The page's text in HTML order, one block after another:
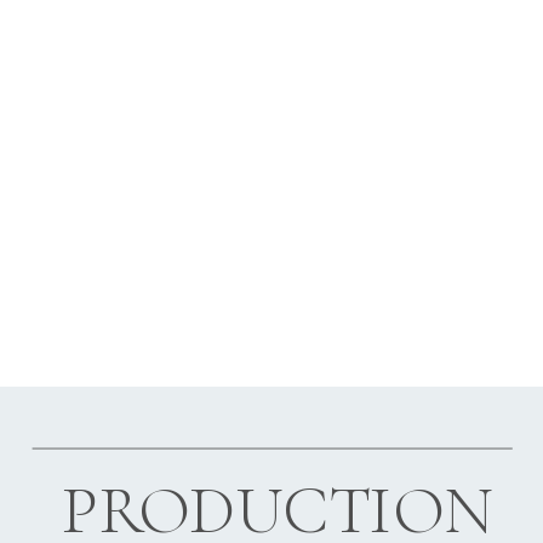
PRODUCTION